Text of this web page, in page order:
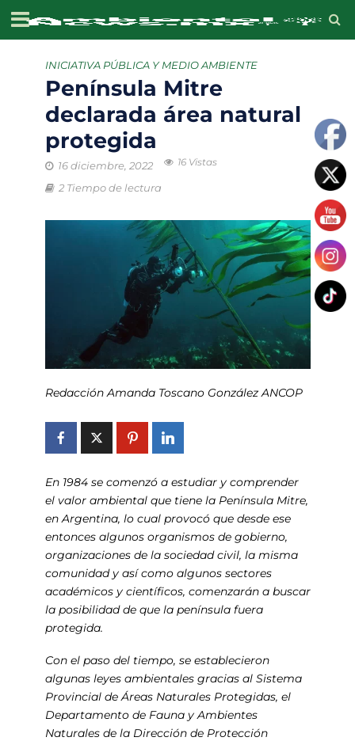
INICIATIVA PÚBLICA Y MEDIO AMBIENTE
Península Mitre
declarada área natural
protegida
16 diciembre, 2022 16 Vistas
2 Tiempo de lectura
Redacción Amanda Toscano González ANCOP
En 1984 se comenzó a estudiar y comprender
el valor ambiental que tiene la Península Mitre,
en Argentina, lo cual provocó que desde ese
entonces algunos organismos de gobierno,
organizaciones de la sociedad civil, la misma
comunidad y así como algunos sectores
académicos y científicos, comenzarán a buscar
la posibilidad de que la península fuera
protegida.
Con el paso del tiempo, se establecieron
algunas leyes ambientales gracias al Sistema
Provincial de Áreas Naturales Protegidas, el
Departamento de Fauna y Ambientes
Naturales de la Dirección de Protección